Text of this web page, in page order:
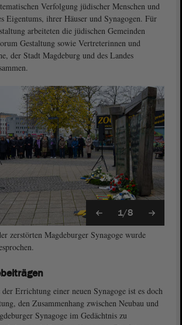
Verfolgung jüdischer Menschen und
Eigentums, ihrer Häuser und Synagogen. Für
arbeiteten die jüdischen Gemeinden
Gestaltung sowie Vertreterinnen und
der Stadt Magdeburg und des Landes
1/8
zerstörten Magdeburger Synagoge wurde
der Errichtung einer neuen Synagoge ist es doch
den Zusammenhang zwischen Neubau und
Synagoge im Gedächtnis zu